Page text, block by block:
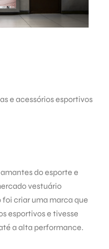
e acessórios esportivos
do esporte e
vestuário
foi criar uma marca que
esportivos e tivesse
a alta performance.